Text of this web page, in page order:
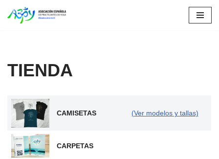
Saltar
TIENDA
CAMISETAS (Ver modelos y tallas)
CARPETAS